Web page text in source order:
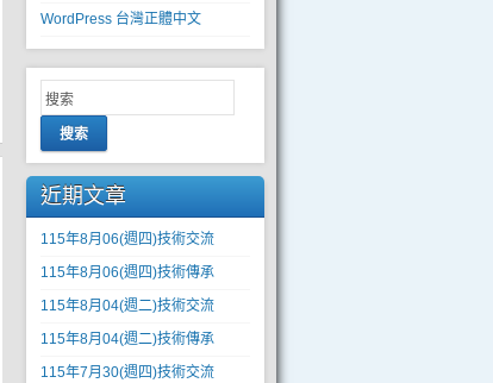
WordPress 台灣正體中文
搜索
近期文章
115年8月06(週四)技術交流
115年8月06(週四)技術傳承
115年8月04(週二)技術交流
115年8月04(週二)技術傳承
115年7月30(週四)技術交流